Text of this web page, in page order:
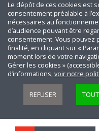
Le dépôt de ces cookies est
consentement préalable à
nécessaires au
d’audience pouvant être
consentement. Vous pouvez
finalité, en cliquant sur «
moment lors de votre
Gérer les cookies »
d’informations,voir notre
REFUSER